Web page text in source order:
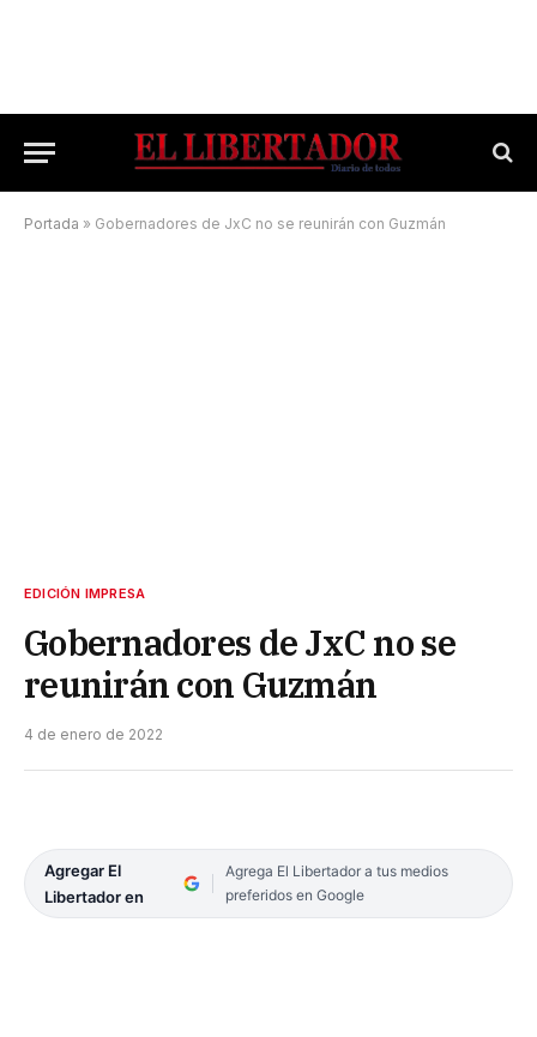
Portada » Gobernadores de JxC no se reunirán con Guzmán
EDICIÓN IMPRESA
Gobernadores de JxC no se
reunirán con Guzmán
4 de enero de 2022
Agregar El
Libertador en
Agrega El Libertador a tus medios
preferidos en Google